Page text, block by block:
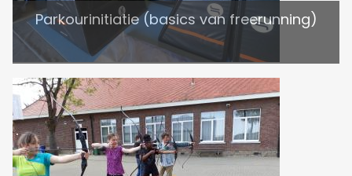
Parkourinitiatie (basics van freerunning)